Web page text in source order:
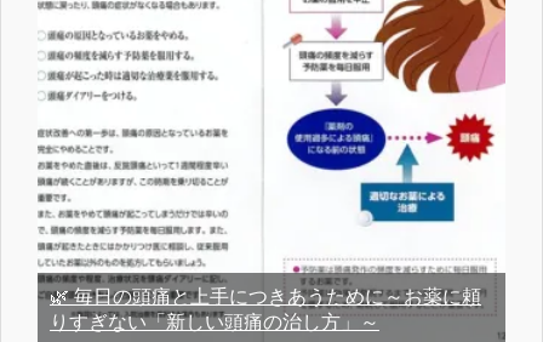
🌿 毎日の頭痛と上手につきあうために～お薬に頼
りすぎない「新しい頭痛の治し方」～